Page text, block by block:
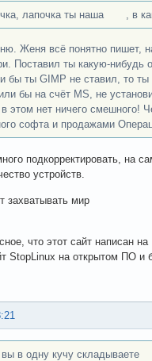
лапочка ты наша , в
Женя всё понятно пишет,
Поставил ты какую-нибудь
бы ты GIMP не ставил, то ты
бы на счёт MS, не
этом нет ничего смешного!
софта и продажами
подкорректировать, на
устройств.
захватывать мир
что этот сайт написан
StopLinux на открытом ПО и
в одну кучу складываете